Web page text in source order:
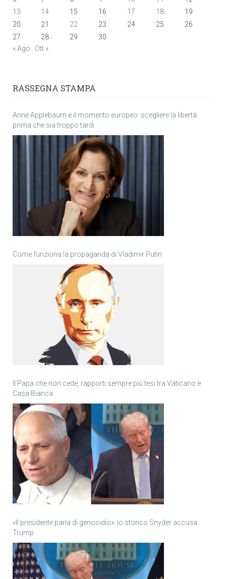
13
14 15 16 17 18
19
20
21 22 23 24 25
26
27
28 29
30
« Ago
Ott »
RASSEGNA STAMPA
Anne Applebaum e il momento europeo: scegliere la libertà
prima che sia troppo tardi
Come funziona la propaganda di Vladimir Putin
Il Papa che non cede, rapporti sempre più tesi tra Vaticano e
Casa Bianca
«Il presidente parla di genocidio»: lo storico Snyder accusa
Trump